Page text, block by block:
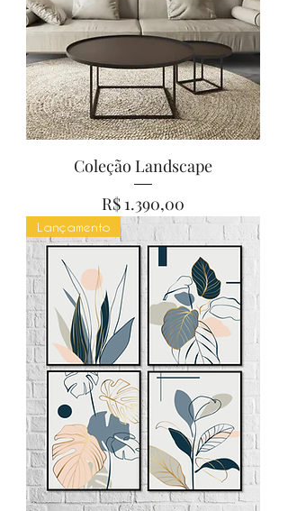
Coleção Landscape
Preço
R$ 1.390,00
Lançamento